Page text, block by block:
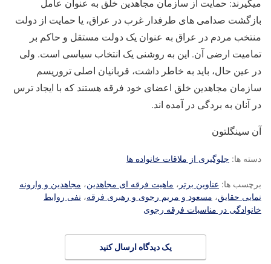
میگیرند: حمایت از سازمان مجاهدین خلق به عنوان عامل
بازگشت صدامی های طرفدار غرب در عراق، یا حمایت از دولت
منتخب مردم در عراق به عنوان یک دولت مستقل و حاکم بر
تمامیت ارضی آن. این به روشنی یک انتخاب سیاسی است. ولی
در عین حال، باید به خاطر داشت، قربانیان اصلی تروریسم
سازمان مجاهدین خلق اعضای خود فرقه هستند که با ایجاد ترس
در آنان به بردگی در آمده اند.
آن سینگلتون
دسته ها: جلوگیری از ملاقات خانواده ها
برچسب ها: عناوین برتر ، ماهیت فرقه ای مجاهدین، مجاهدین و وارونه
نمایی حقایق، مسعود و مریم رجوی و رهبری فرقه، نفی روابط
خانوادگی در مناسبات فرقه رجوی
یک دیدگاه ارسال کنید